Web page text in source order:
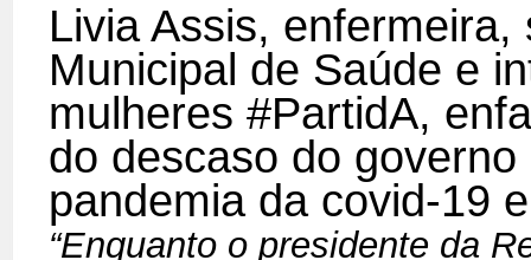
Livia Assis,
Municipal de Saúde e
mulheres #PartidA,
do descaso do
pandemia da covid-19
“Enquanto o presidente da